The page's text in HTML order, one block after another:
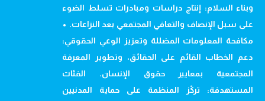
وبناء السلام: إنتاج دراسات ومبادرات تسلط الضوء
على سبل الإنصاف والتعافي المجتمعي بعد النزاعات. •
مكافحة المعلومات المضللة وتعزيز الوعي الحقوقي:
دعم الخطاب القائم على الحقائق، وتطوير المعرفة
المجتمعية بمعايير حقوق الإنسان. الفئات
المستهدفة: تركّز المنظمة على حماية المدنيين